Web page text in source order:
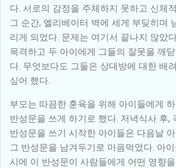
다. 서로의 감정을 주체하지 못하고 신체
그 순간, 엘리베이터 벽에 세게 부딪히며
리게 되었다. 문제는 여기서 끝나지 않았
목격하고 두 아이에게 그들의 잘못을 깨
다. 무엇보다도 그들은 상대방에 대한 배
싶어 했다.
부모는 따끔한 훈육을 위해 아이들에게
반성문을 쓰게 하기로 했다. 저녁식사 후,
반성문을 쓰기 시작한 아이들은 다음날
그 반성문을 남겨두기로 마음먹었다. 아
시에 이 반성문이 사람들에게 어떤 영향